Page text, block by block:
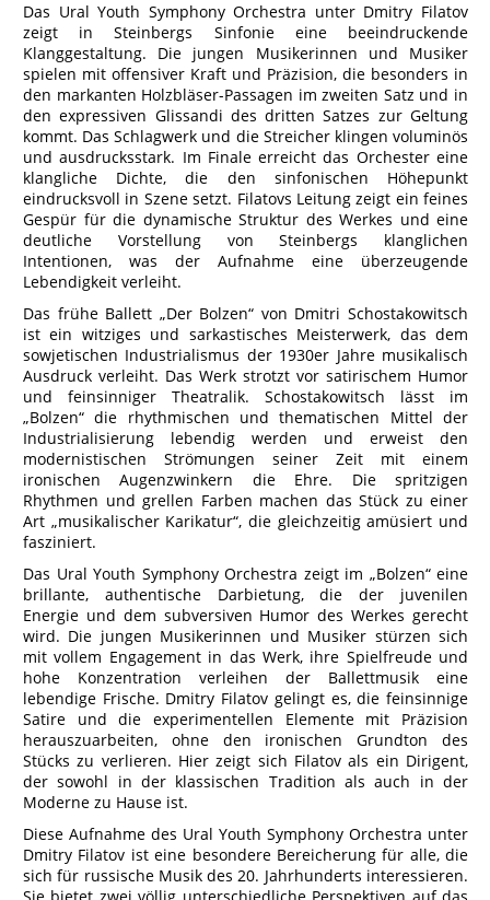
Das Ural Youth Symphony Orchestra unter Dmitry Filatov
zeigt in Steinbergs Sinfonie eine beeindruckende
Klanggestaltung. Die jungen Musikerinnen und Musiker
spielen mit offensiver Kraft und Präzision, die besonders in
den markanten Holzbläser-Passagen im zweiten Satz und in
den expressiven Glissandi des dritten Satzes zur Geltung
kommt. Das Schlagwerk und die Streicher klingen voluminös
und ausdrucksstark. Im Finale erreicht das Orchester eine
klangliche Dichte, die den sinfonischen Höhepunkt
eindrucksvoll in Szene setzt. Filatovs Leitung zeigt ein feines
Gespür für die dynamische Struktur des Werkes und eine
deutliche Vorstellung von Steinbergs klanglichen
Intentionen, was der Aufnahme eine überzeugende
Lebendigkeit verleiht.
Das frühe Ballett „Der Bolzen“ von Dmitri Schostakowitsch
ist ein witziges und sarkastisches Meisterwerk, das dem
sowjetischen Industrialismus der 1930er Jahre musikalisch
Ausdruck verleiht. Das Werk strotzt vor satirischem Humor
und feinsinniger Theatralik. Schostakowitsch lässt im
„Bolzen“ die rhythmischen und thematischen Mittel der
Industrialisierung lebendig werden und erweist den
modernistischen Strömungen seiner Zeit mit einem
ironischen Augenzwinkern die Ehre. Die spritzigen
Rhythmen und grellen Farben machen das Stück zu einer
Art „musikalischer Karikatur“, die gleichzeitig amüsiert und
fasziniert.
Das Ural Youth Symphony Orchestra zeigt im „Bolzen“ eine
brillante, authentische Darbietung, die der juvenilen
Energie und dem subversiven Humor des Werkes gerecht
wird. Die jungen Musikerinnen und Musiker stürzen sich
mit vollem Engagement in das Werk, ihre Spielfreude und
hohe Konzentration verleihen der Ballettmusik eine
lebendige Frische. Dmitry Filatov gelingt es, die feinsinnige
Satire und die experimentellen Elemente mit Präzision
herauszuarbeiten, ohne den ironischen Grundton des
Stücks zu verlieren. Hier zeigt sich Filatov als ein Dirigent,
der sowohl in der klassischen Tradition als auch in der
Moderne zu Hause ist.
Diese Aufnahme des Ural Youth Symphony Orchestra unter
Dmitry Filatov ist eine besondere Bereicherung für alle, die
sich für russische Musik des 20. Jahrhunderts interessieren.